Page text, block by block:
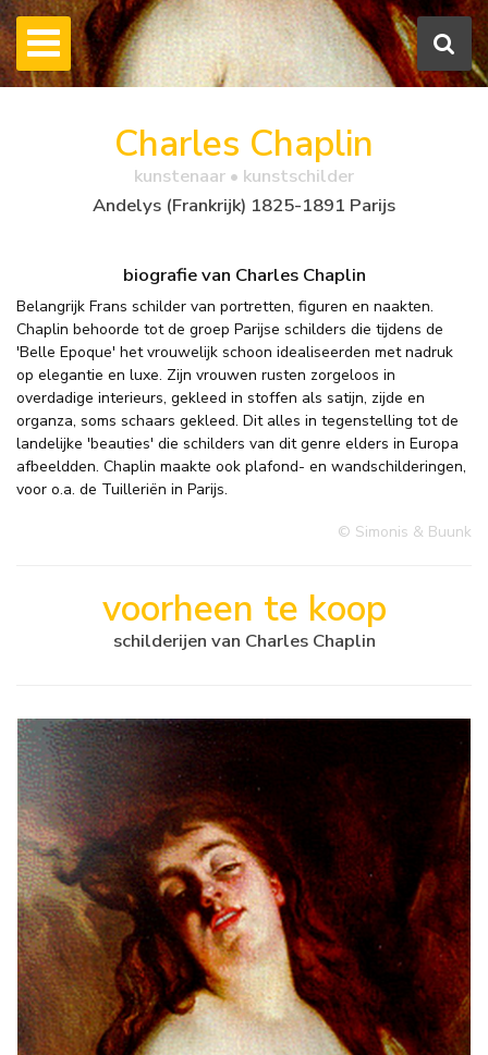
Charles Chaplin
kunstenaar • kunstschilder
Andelys (Frankrijk) 1825-1891 Parijs
biografie van Charles Chaplin
Belangrijk Frans schilder van portretten, figuren en naakten.
Chaplin behoorde tot de groep Parijse schilders die tijdens de
'Belle Epoque' het vrouwelijk schoon idealiseerden met nadruk
op elegantie en luxe. Zijn vrouwen rusten zorgeloos in
overdadige interieurs, gekleed in stoffen als satijn, zijde en
organza, soms schaars gekleed. Dit alles in tegenstelling tot de
landelijke 'beauties' die schilders van dit genre elders in Europa
afbeeldden. Chaplin maakte ook plafond- en wandschilderingen,
voor o.a. de Tuilleriën in Parijs.
© Simonis & Buunk
voorheen te koop
schilderijen van Charles Chaplin